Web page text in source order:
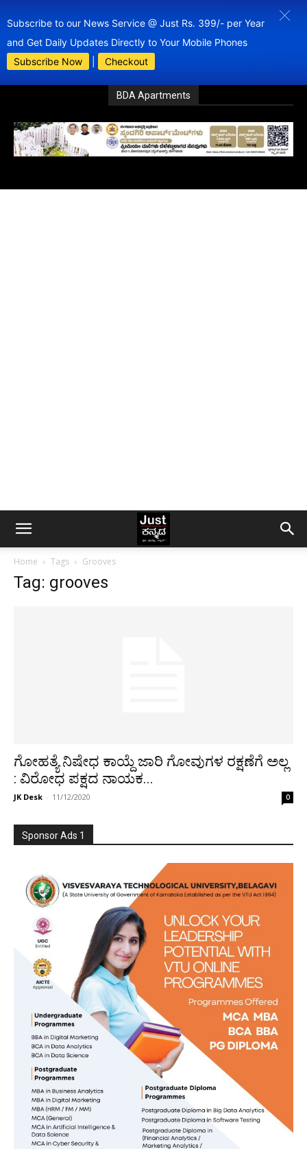
Subscribe to our News Service @ Just Rs. 399/- per Year
and Get Daily Updates Directly to Your Mobile Phones
Subscribe Now
Checkout
BDA Apartments
Home Tags Grooves
Tag: grooves
ಗೋಹತ್ಯೆ ನಿಷೇಧ ಕಾಯ್ದೆ ಜಾರಿ ಗೋವುಗಳ ರಕ್ಷಣೆಗೆ ಅಲ್ಲ
: ವಿರೋಧ ಪಕ್ಷದ ನಾಯಕ...
JK Desk - 11/12/2020 0
Sponsor Ads 1